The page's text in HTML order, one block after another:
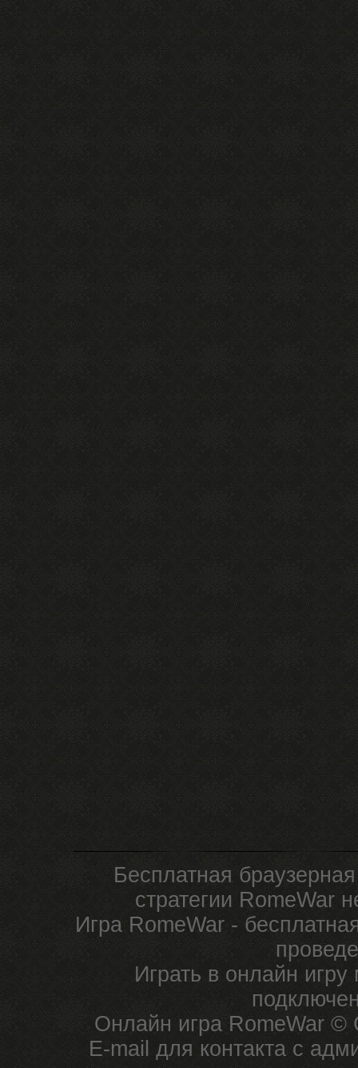
Бесплатная
стратегии RomeWar
Игра RomeWar -
Играть в онлайн
Онлайн игра RomeWar ©
E-mail для контакта с